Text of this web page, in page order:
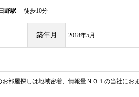
日野駅 徒歩10分
築年月 2018年5月
部屋探しは地域密着、情報量ＮＯ１の当社におま